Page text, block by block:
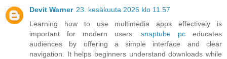
Devit Warner 23. kesäkuuta 2026 klo 11.57
Learning how to use multimedia apps effectively is
important for modern users.snaptube pc educates
audiences by offering a simple interface and clear
navigation. It helps beginners understand downloads while